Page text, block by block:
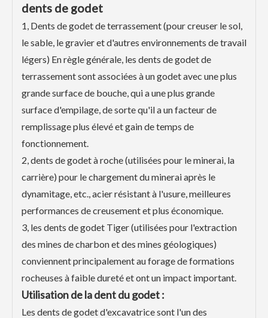
dents de godet
1, Dents de godet de terrassement (pour creuser le sol,
le sable, le gravier et d'autres environnements de travail
légers) En règle générale, les dents de godet de
terrassement sont associées à un godet avec une plus
grande surface de bouche, qui a une plus grande
surface d'empilage, de sorte qu'il a un facteur de
remplissage plus élevé et gain de temps de
fonctionnement.
2, dents de godet à roche (utilisées pour le minerai, la
carrière) pour le chargement du minerai après le
dynamitage, etc., acier résistant à l'usure, meilleures
performances de creusement et plus économique.
3, les dents de godet Tiger (utilisées pour l'extraction
des mines de charbon et des mines géologiques)
conviennent principalement au forage de formations
rocheuses à faible dureté et ont un impact important.
Utilisation de la dent du godet :
Les dents de godet d'excavatrice sont l'un des